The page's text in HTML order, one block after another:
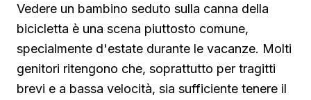
Vedere un bambino seduto sulla canna della
bicicletta è una scena piuttosto comune,
specialmente d'estate durante le vacanze. Molti
genitori ritengono che, soprattutto per tragitti
brevi e a bassa velocità, sia sufficiente tenere il